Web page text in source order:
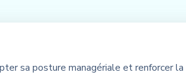
sa posture managériale et renforcer la